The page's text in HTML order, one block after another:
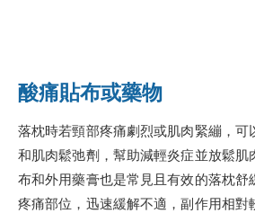
酸痛貼布或藥物
落枕時若頸部疼痛劇烈或肌肉緊繃，可
和肌肉鬆弛劑，幫助減輕炎症並放鬆肌
布和外用藥膏也是常見且有效的落枕舒
疼痛部位，迅速緩解不適，副作用相對